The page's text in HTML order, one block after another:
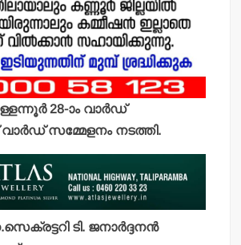
28-ാം വാര്‍ഡ്
സമ്മേളനം നടത്തി.
ടി. ജനാര്‍ദ്ദനന്‍